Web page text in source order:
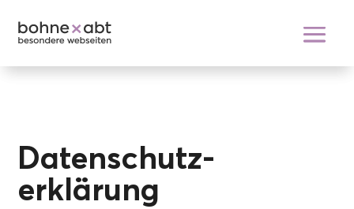
Datenschutz­
erklärung